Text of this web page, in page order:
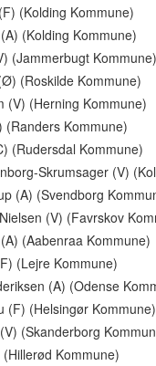
(Kolding Kommune)
(Kolding Kommune)
(Jammerbugt Kommune)
(Roskilde Kommune)
(V) (Herning Kommune)
(Randers Kommune)
(Rudersdal Kommune)
Skrumsager (V)
(A) (Svendborg
(V) (Favrskov
(Aabenraa Kommune)
(Lejre Kommune)
(A) (Odense
(F) (Helsingør Kommune)
(Skanderborg
Kommune)